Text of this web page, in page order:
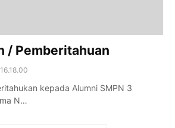
/ Pemberitahuan
16.18.00
kepada Alumni SMPN 3
N…